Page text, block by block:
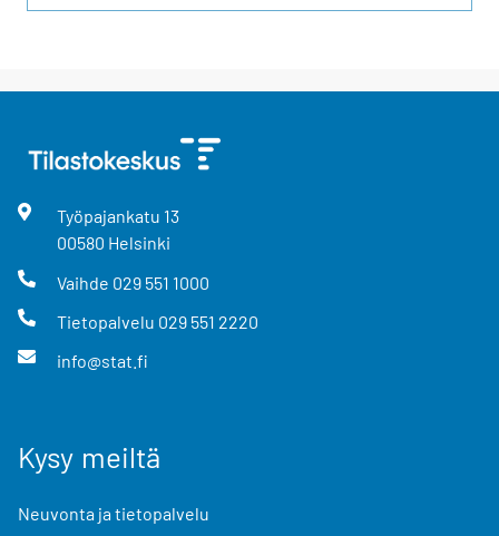
Työpajankatu 13
00580 Helsinki
Vaihde 029 551 1000
Tietopalvelu 029 551 2220
info@stat.fi
Kysy meiltä
Neuvonta ja tietopalvelu